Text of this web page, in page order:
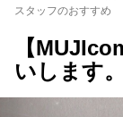
スタッフのおすすめ
【
いします。